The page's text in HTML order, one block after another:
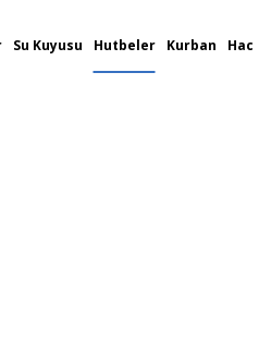
Su Kuyusu Hutbeler Kurban Hac